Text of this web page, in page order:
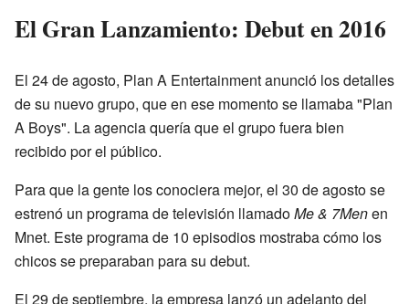
El Gran Lanzamiento: Debut en 2016
El 24 de agosto, Plan A Entertainment anunció los detalles
de su nuevo grupo, que en ese momento se llamaba "Plan
A Boys". La agencia quería que el grupo fuera bien
recibido por el público.
Para que la gente los conociera mejor, el 30 de agosto se
estrenó un programa de televisión llamadoMe & 7Menen
Mnet. Este programa de 10 episodios mostraba cómo los
chicos se preparaban para su debut.
El 29 de septiembre, la empresa lanzó un adelanto del